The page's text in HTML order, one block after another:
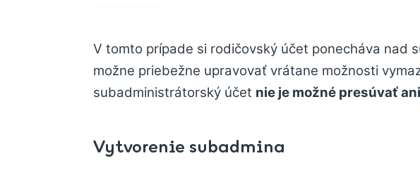
V tomto prípade si rodičovský účet ponecháva nad
možne priebežne upravovať vrátane možnosti
subadministrátorský účet nie je možné presúvať
Vytvorenie subadmina